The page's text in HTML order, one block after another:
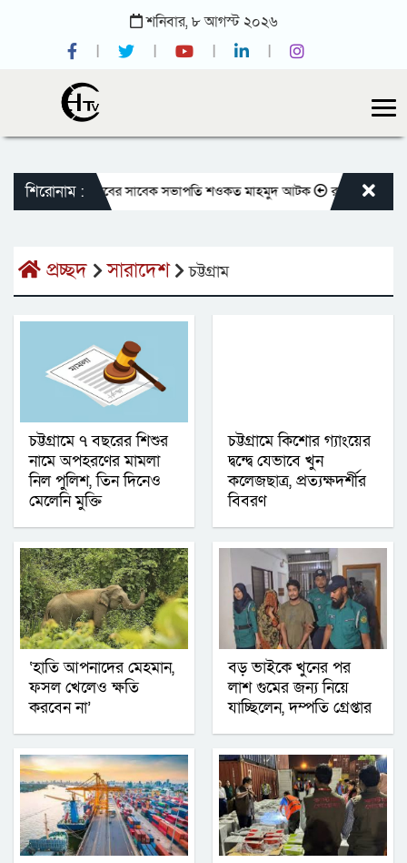
শনিবার,৮আগস্ট ২০২৬
শিরোনাম :
জাতীয় প্রেসক্লাবের সাবেক সভাপতি শওকত মাহমুদ আটক রাজবাড়ীতে বীর
প্রচ্ছদ সারাদেশ চট্টগ্রাম
চট্টগ্রামে ৭ বছরের শিশুর
নামে অপহরণের মামলা
নিল পুলিশ, তিন দিনেও
মেলেনি মুক্তি
‘হাতি আপনাদের মেহমান,
ফসল খেলেও ক্ষতি
করবেন না’
চট্টগ্রামে কিশোর গ্যাংয়ের
দ্বন্দ্বে যেভাবে খুন
কলেজছাত্র, প্রত্যক্ষদর্শীর
বিবরণ
বড় ভাইকে খুনের পর
লাশ গুমের জন্য নিয়ে
যাচ্ছিলেন, দম্পতি গ্রেপ্তার